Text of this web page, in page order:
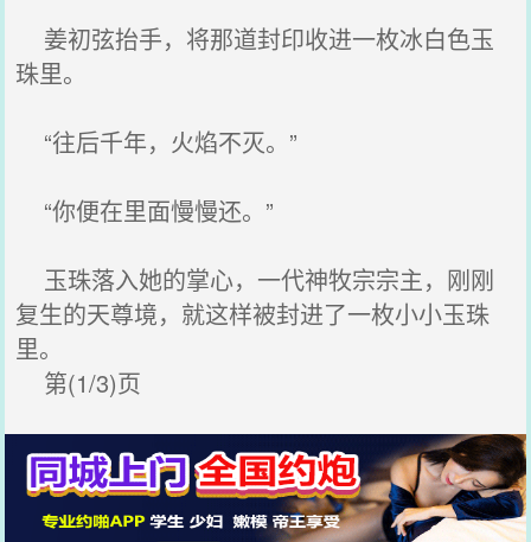
姜初弦抬手，将那道封印收进一枚冰白色玉
珠里。
“往后千年，火焰不灭。”
“你便在里面慢慢还。”
玉珠落入她的掌心，一代神牧宗宗主，刚刚
复生的天尊境，就这样被封进了一枚小小玉珠
里。
第(1/3)页